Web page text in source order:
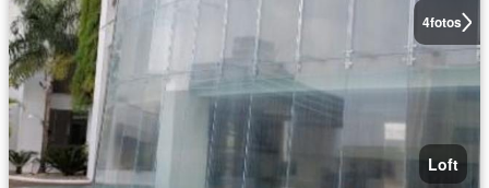
4fotos
Loft